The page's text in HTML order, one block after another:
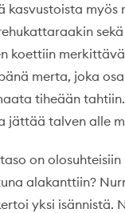
kasvustoista myös
koettiin
merta, joka
tiheään
jättää talven alle
on olosuhteisiin
alakanttiin?
yksi isännistä.